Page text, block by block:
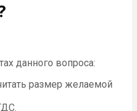
данного вопроса:
размер желаемой